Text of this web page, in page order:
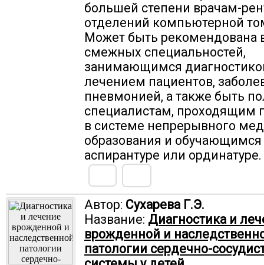
большей степени врачам-
отделений компьютерной
Может быть рекомендована
смежных специальностей,
занимающимся
лечением пациентов,
пневмонией, а также быть
специалистам, проходящим
в системе непрерывного
образования и обучающимся
аспирантуре или ординатуре.
Автор: Сухарева Г.Э.
Название: Диагностика и
врожденной и
патологии сердечно-